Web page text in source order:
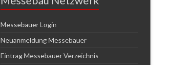
Messebauer Login
Neuanmeldung Messebauer
Eintrag Messebauer Verzeichnis